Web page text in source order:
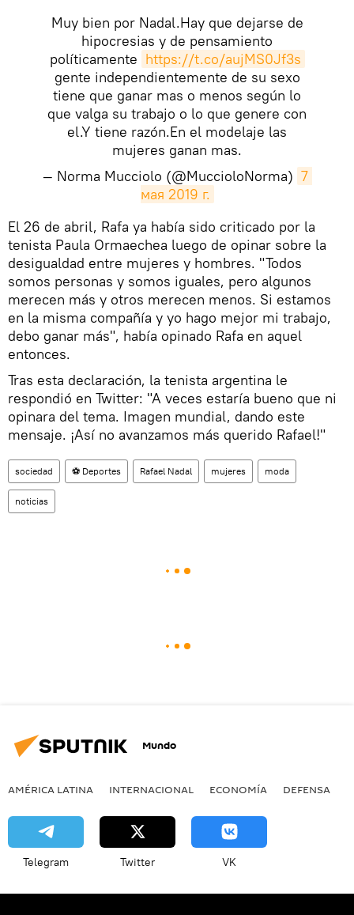
Muy bien por Nadal.Hay que dejarse de
hipocresias y de pensamiento
políticamente https://t.co/aujMS0Jf3s
gente independientemente de su sexo
tiene que ganar mas o menos según lo
que valga su trabajo o lo que genere con
el.Y tiene razón.En el modelaje las
mujeres ganan mas.
— Norma Mucciolo (@MuccioloNorma) 7
мая 2019 г.
​El 26 de abril, Rafa ya había sido criticado por la
tenista Paula Ormaechea luego de opinar sobre la
desigualdad entre mujeres y hombres. "Todos
somos personas y somos iguales, pero algunos
merecen más y otros merecen menos. Si estamos
en la misma compañía y yo hago mejor mi trabajo,
debo ganar más", había opinado Rafa en aquel
entonces.
Tras esta declaración, la tenista argentina le
respondió en Twitter: "A veces estaría bueno que ni
opinara del tema. Imagen mundial, dando este
mensaje. ¡Así no avanzamos más querido Rafael!"
sociedad ⚽ Deportes Rafael Nadal mujeres moda
noticias
Mundo
AMÉRICA LATINA INTERNACIONAL ECONOMÍA DEFENSA
Telegram Twitter VK